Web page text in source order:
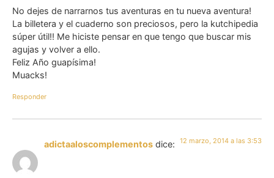
No dejes de narrarnos tus aventuras en tu nueva aventura!
La billetera y el cuaderno son preciosos, pero la kutchipedia
súper útil!! Me hiciste pensar en que tengo que buscar mis
agujas y volver a ello.
Feliz Año guapísima!
Muacks!
Responder
adictaaloscomplementos dice: 12 marzo, 2014 a las 3:53